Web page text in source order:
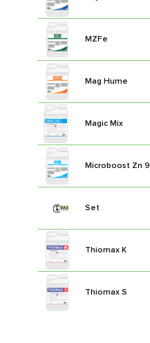
MZFe
Mag Hume
Magic Mix
Microboost Zn 9
Set
Thiomax K
Thiomax S